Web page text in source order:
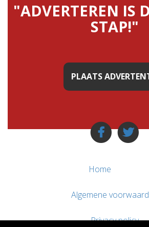
"ADVERTEREN IS
STAP!"
PLAATS
Home
Algemene
Privacy policy